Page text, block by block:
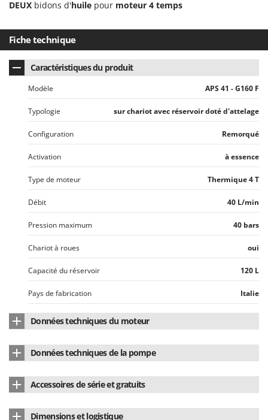
Zodiac
Zomax
DEUX bidons d'huile pour moteur 4 temps
Fiche technique
Caractéristiques du produit
Modèle APS 41 - G160 F
Typologie sur chariot avec réservoir doté d'attelage
Configuration Remorqué
Activation à essence
Type de moteur Thermique 4 T
Débit 40 L/min
Pression maximum 40 bars
Chariot à roues oui
Capacité du réservoir 120 L
Pays de fabrication Italie
Données techniques du moteur
Modèle de moteur G 160 F
Type de moteur
Cylindrée 160 cm³
Données techniques de la pompe
Nombre de membrane 3
Accessoires de série et gratuits
Dimensions et logistique